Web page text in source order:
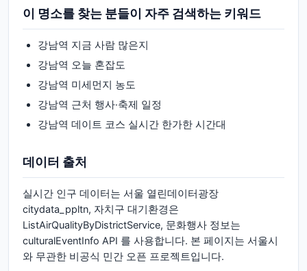
이 명소를 찾는 분들이 자주 검색하는 키워드
강남역 지금 사람 많은지
강남역 오늘 혼잡도
강남역 미세먼지 농도
강남역 근처 행사·축제 일정
강남역 데이트 코스 실시간 한가한 시간대
데이터 출처
실시간 인구 데이터는 서울 열린데이터광장
citydata_ppltn, 자치구 대기환경은
ListAirQualityByDistrictService, 문화행사 정보는
culturalEventInfo API 를 사용합니다. 본 페이지는 서울시
와 무관한 비공식 민간 오픈 프로젝트입니다.